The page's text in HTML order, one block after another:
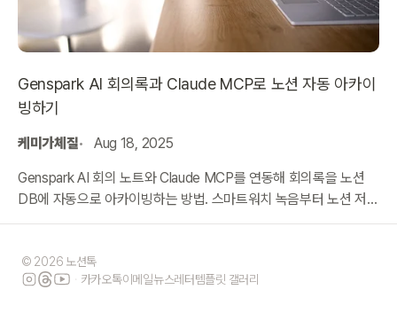
Genspark AI 회의록과 Claude MCP로 노션 자동 아카이
빙하기
케미가체질 Aug 18, 2025
Genspark AI 회의 노트와 Claude MCP를 연동해 회의록을 노션
DB에 자동으로 아카이빙하는 방법. 스마트워치 녹음부터 노션 저장
까지 전 과정을 안내합니다.
© 2026 노션톡
카카오톡이메일뉴스레터템플릿 갤러리